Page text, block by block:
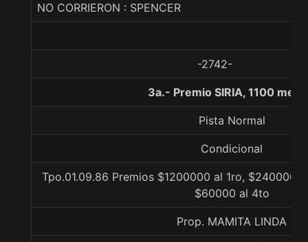
NO CORRIERON : SPENCER
-2742-
3a.- Premio SIRIA, 1100
Pista Normal
Condicional
Tpo.01.09.86 Premios $1200000 al 1ro, $240000
$60000 al 4to
Prop. MAMITA LINDA